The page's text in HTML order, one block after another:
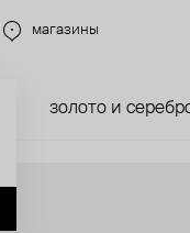
магазины
золото и